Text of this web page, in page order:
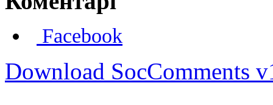
Facebook
Download SocComments